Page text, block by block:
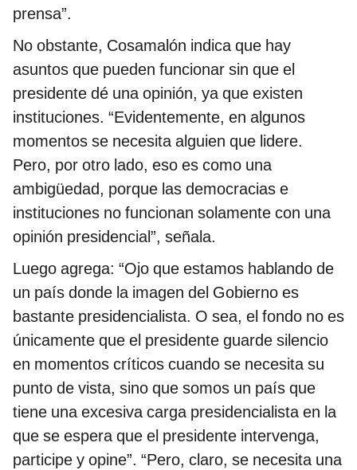
prensa”.
No obstante, Cosamalón indica que hay
asuntos que pueden funcionar sin que el
presidente dé una opinión, ya que existen
instituciones. “Evidentemente, en algunos
momentos se necesita alguien que lidere.
Pero, por otro lado, eso es como una
ambigüedad, porque las democracias e
instituciones no funcionan solamente con una
opinión presidencial”, señala.
Luego agrega: “Ojo que estamos hablando de
un país donde la imagen del Gobierno es
bastante presidencialista. O sea, el fondo no es
únicamente que el presidente guarde silencio
en momentos críticos cuando se necesita su
punto de vista, sino que somos un país que
tiene una excesiva carga presidencialista en la
que se espera que el presidente intervenga,
participe y opine”. “Pero, claro, se necesita una